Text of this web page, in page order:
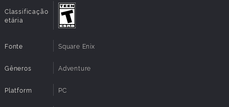
'Backtalk' - Um modo de conversação de
risco/recompensa que permite que Chloe use sua língua
afiada para provocar ou abrir caminho;
Deixe a sua marca no mundo com etiquetas e desenhos
Escolha a roupa de Chloe e veja como as pessoas reagem
à sua aparência;
Um trilha sonora indie distinta de todas as outras.
Classificação
etária
Fonte Square Enix
Gêneros Adventure
Platform PC